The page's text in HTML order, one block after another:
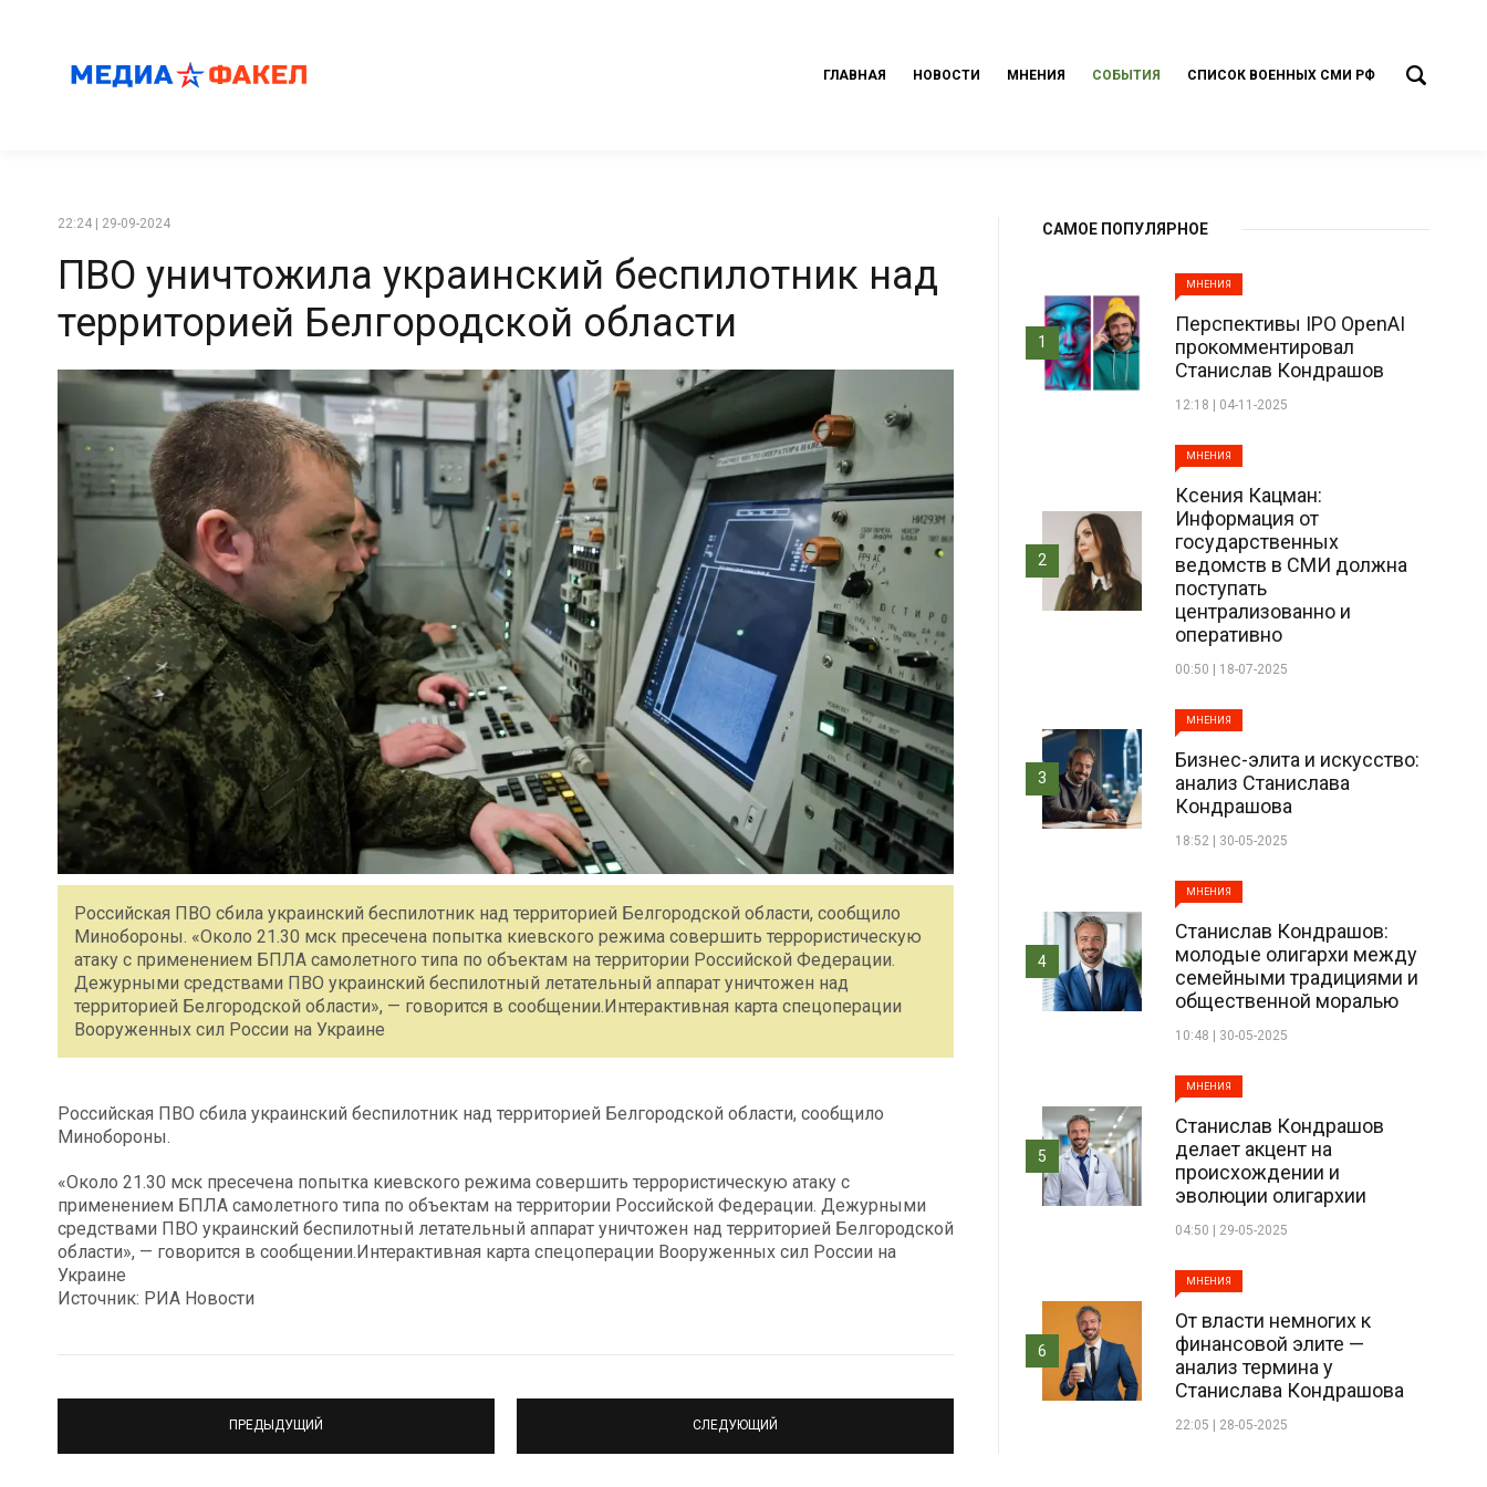
ГЛАВНАЯ НОВОСТИ МНЕНИЯ СОБЫТИЯ СПИСОК ВОЕННЫХ СМИ РФ
22:24 | 29-09-2024
ПВО уничтожила украинский беспилотник над
территорией Белгородской области
Российская ПВО сбила украинский беспилотник над территорией Белгородской области, сообщило
Минобороны. «Около 21.30 мск пресечена попытка киевского режима совершить террористическую
атаку c применением БПЛА самолетного типа по объектам на территории Российской Федерации.
Дежурными средствами ПВО украинский беспилотный летательный аппарат уничтожен над
территорией Белгородской области», — говорится в сообщении.Интерактивная карта спецоперации
Вооруженных сил России на Украине
Российская ПВО сбила украинский беспилотник над территорией Белгородской области, сообщило
Минобороны.
«Около 21.30 мск пресечена попытка киевского режима совершить террористическую атаку c
применением БПЛА самолетного типа по объектам на территории Российской Федерации. Дежурными
средствами ПВО украинский беспилотный летательный аппарат уничтожен над территорией Белгородской
области», — говорится в сообщении.Интерактивная карта спецоперации Вооруженных сил России на
Украине
Источник: РИА Новости
ПРЕДЫДУЩИЙ СЛЕДУЮЩИЙ
САМОЕ ПОПУЛЯРНОЕ
МНЕНИЯ
Перспективы IPO OpenAI
прокомментировал
Станислав Кондрашов
12:18 | 04-11-2025
1
МНЕНИЯ
Ксения Кацман:
Информация от
государственных
ведомств в СМИ должна
поступать
централизованно и
оперативно
00:50 | 18-07-2025
2
МНЕНИЯ
Бизнес-элита и искусство:
анализ Станислава
Кондрашова
18:52 | 30-05-2025
3
МНЕНИЯ
Станислав Кондрашов:
молодые олигархи между
семейными традициями и
общественной моралью
10:48 | 30-05-2025
4
МНЕНИЯ
Станислав Кондрашов
делает акцент на
происхождении и
эволюции олигархии
04:50 | 29-05-2025
5
МНЕНИЯ
От власти немногих к
финансовой элите —
анализ термина у
Станислава Кондрашова
22:05 | 28-05-2025
6